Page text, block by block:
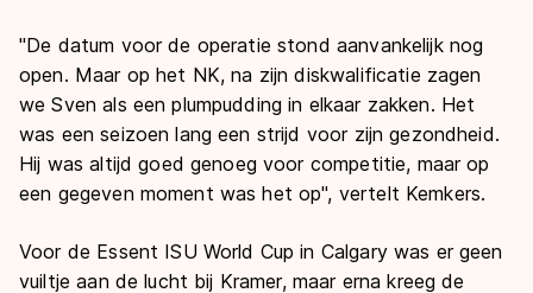
"De datum voor de operatie stond aanvankelijk nog
open. Maar op het NK, na zijn diskwalificatie zagen
we Sven als een plumpudding in elkaar zakken. Het
was een seizoen lang een strijd voor zijn gezondheid.
Hij was altijd goed genoeg voor competitie, maar op
een gegeven moment was het op", vertelt Kemkers.
Voor de Essent ISU World Cup in Calgary was er geen
vuiltje aan de lucht bij Kramer, maar erna kreeg de